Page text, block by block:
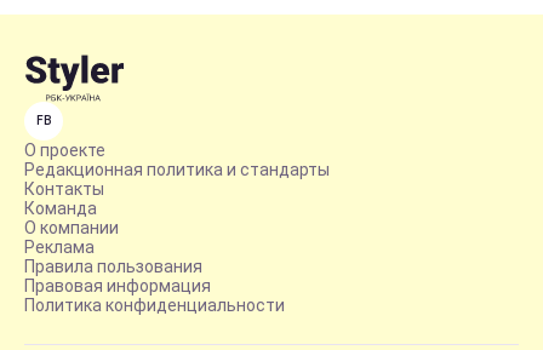
FB
О проекте
Редакционная политика и стандарты
Контакты
Команда
О компании
Реклама
Правила пользования
Правовая информация
Политика конфиденциальности